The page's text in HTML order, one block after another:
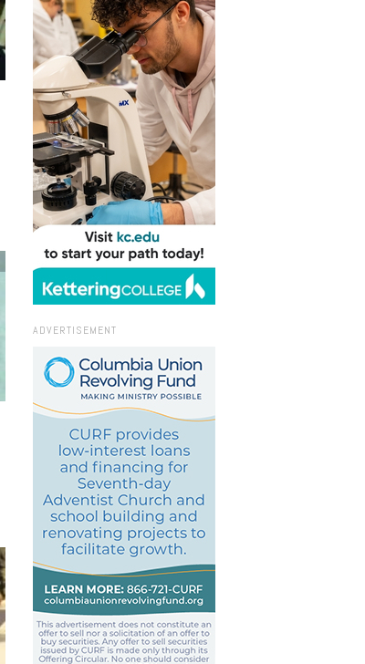
ADVERTISEMENT